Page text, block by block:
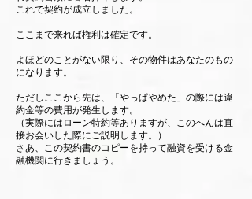
これで契約が成立しました。
ここまで来れば権利は確定です。
よほどのことがない限り、その物件はあなたのもの
になります。
ただしここから先は、「やっぱやめた」の際には違
約金等の費用が発生します。
（実際にはローン特約等ありますが、このへんは直
接お会いした際にご説明します。）
さあ、この契約書のコピーを持って融資を受ける金
融機関に行きましょう。